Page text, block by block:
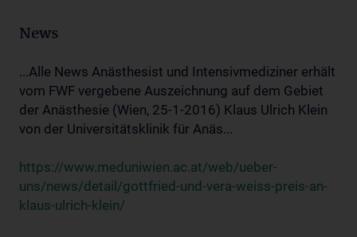
News
...Alle News Anästhesist und Intensivmediziner erhält
vom FWF vergebene Auszeichnung auf dem Gebiet
der Anästhesie (Wien, 25-1-2016) Klaus Ulrich Klein
von der Universitätsklinik für Anäs...
https://www.meduniwien.ac.at/web/ueber-
uns/news/detail/gottfried-und-vera-weiss-preis-an-
klaus-ulrich-klein/